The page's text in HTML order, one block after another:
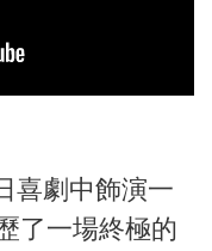
喜劇中飾演一
了一場終極的